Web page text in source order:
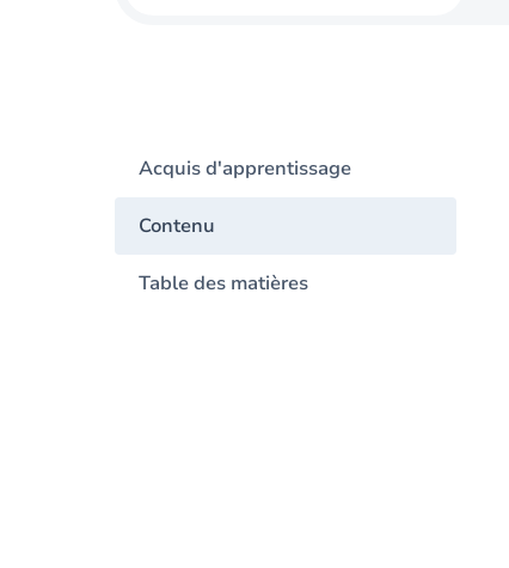
Acquis d'apprentissage
Contenu
Table des matières